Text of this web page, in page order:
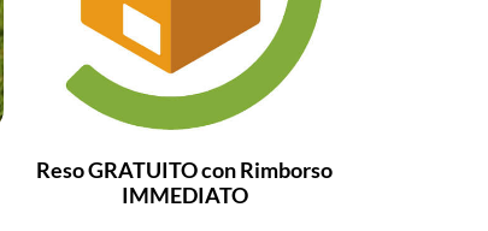
Reso GRATUITO con Rimborso
IMMEDIATO